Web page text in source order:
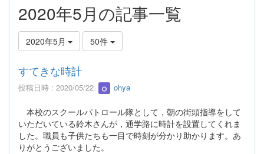
2020年5月の記事一覧
2020年5月 50件
すてきな時計
投稿日時 : 2020/05/22 ohya
本校のスクールパトロール隊として，朝の街頭指導をして
いただいている鈴木さんが，通学路に時計を設置してくれま
した。職員も子供たちも一目で時刻が分かり助かります。あ
りがとうございました。